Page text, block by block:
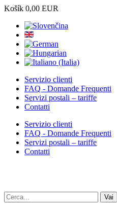
Košík 0,00 EUR
Servizio clienti
FAQ - Domande Frequenti
Servizi postali – tariffe
Contatti
Servizio clienti
FAQ - Domande Frequenti
Servizi postali – tariffe
Contatti